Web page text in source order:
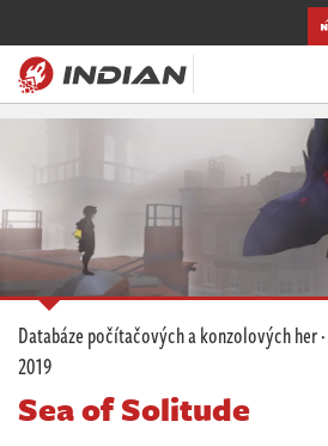
Videa
Soutěže
Databáze
Komunita
Databáze počítačových a konzolových her·
2019
Sea of Solitude